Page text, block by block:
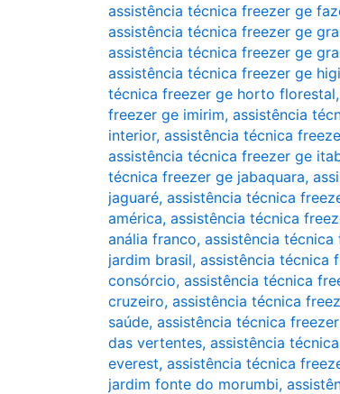
assistência técnica freezer ge
assistência técnica freezer ge
assistência técnica freezer ge
assistência técnica freezer ge
técnica freezer ge horto florestal,
freezer ge imirim, assistência
interior, assistência técnica
assistência técnica freezer ge
técnica freezer ge jabaquara,
jaguaré, assistência técnica
américa, assistência técnica
anália franco, assistência
jardim brasil, assistência técnica
consórcio, assistência técnica
cruzeiro, assistência técnica
saúde, assistência técnica
das vertentes, assistência
everest, assistência técnica
jardim fonte do morumbi,